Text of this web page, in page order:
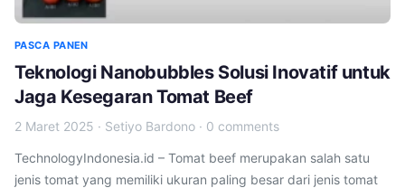
PASCA PANEN
Teknologi Nanobubbles Solusi Inovatif untuk
Jaga Kesegaran Tomat Beef
2 Maret 2025 · Setiyo Bardono · 0 comments
TechnologyIndonesia.id – Tomat beef merupakan salah satu
jenis tomat yang memiliki ukuran paling besar dari jenis tomat